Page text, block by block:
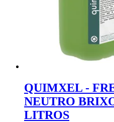
QUIMXEL -
NEUTRO
LITROS